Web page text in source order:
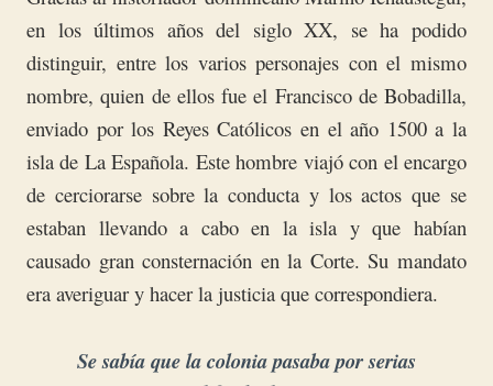
en los últimos años del siglo XX, se ha podido
distinguir, entre los varios personajes con el mismo
nombre, quien de ellos fue el Francisco de Bobadilla,
enviado por los Reyes Católicos en el año 1500 a la
isla de La Española. Este hombre viajó con el encargo
de cerciorarse sobre la conducta y los actos que se
estaban llevando a cabo en la isla y que habían
causado gran consternación en la Corte. Su mandato
era averiguar y hacer la justicia que correspondiera.
Se sabía que la colonia pasaba por serias